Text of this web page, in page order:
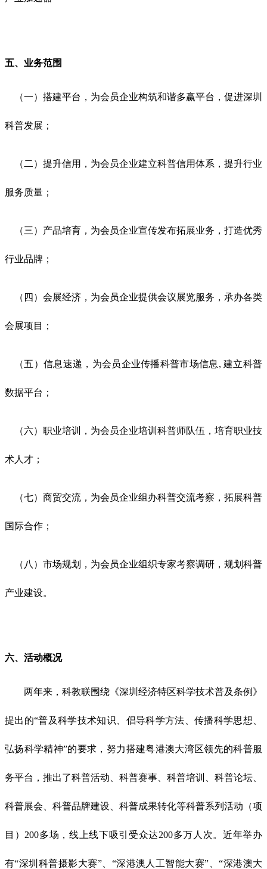
五、业务范围
（一）搭建平台，为会员企业构筑和谐多赢平台，促进深圳
科普发展；
（二）提升信用，为会员企业建立科普信用体系，提升行业
服务质量；
（三）产品培育，为会员企业宣传发布拓展业务，打造优秀
行业品牌；
（四）会展经济，为会员企业提供会议展览服务，承办各类
会展项目；
（五）信息速递，为会员企业传播科普市场信息 , 建立科普
数据平台；
（六）职业培训，为会员企业培训科普师队伍， 培育职业技
术人才；
（七）商贸交流，为会员企业组办科普交流考察，拓展科普
国际合作 ；
（八）市场规划，为会员企业组织专家考察调研，规划科普
产业建设。
六、活动概况
两年来，科教联围绕《深圳经济特区科学技术普及条例》
提出的“普及科学技术知识、倡导科学方法、传播科学思想、
弘扬科学精神”的要求，努力搭建粤港澳大湾区领先的科普服
务平台，推出了科普活动、科普赛事、科普培训、科普论坛、
科普展会、科普品牌建设、科普成果转化等科普系列活动（项
目）200多场，线上线下吸引受众达200多万人次。 近年举办
有“深圳科普摄影大赛”、“深港澳人工智能大赛”、“深港澳大